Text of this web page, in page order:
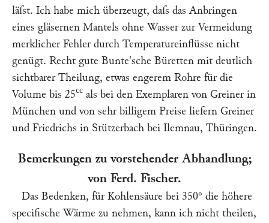
läſst. Ich habe mich überzeugt, daſs das Anbringen
eines gläsernen Mantels ohne Wasser zur Vermeidung
merklicher Fehler durch Temperatureinflüsse nicht
genügt. Recht gute Bunte'sche Büretten mit deutlich
sichtbarer Theilung, etwas engerem Rohre für die
Volume bis 25cc als bei den Exemplaren von Greinerin
München und von sehr billigem Preise liefern Greiner
und Friedrichs in Stützerbach bei Ilemnau, Thüringen.
Bemerkungen zu vorstehender Abhandlung;
von Ferd. Fischer.
Das Bedenken, für Kohlensäure bei 350° die höhere
specifische Wärme zu nehmen, kann ich nicht theilen,